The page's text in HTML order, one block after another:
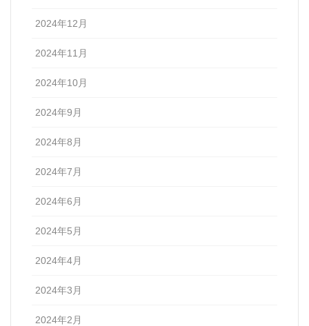
2024年12月
2024年11月
2024年10月
2024年9月
2024年8月
2024年7月
2024年6月
2024年5月
2024年4月
2024年3月
2024年2月